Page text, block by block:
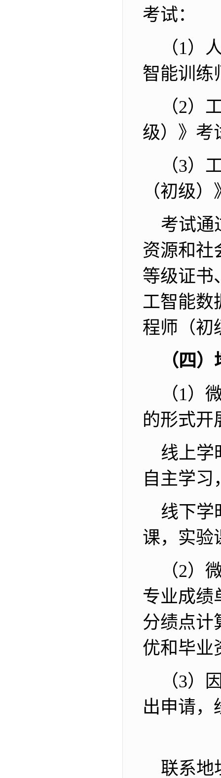
考试：
（1 ）
智能训练
（2）
级）》考
（3）
（初级
考试通
资源和社
等级证书
工智能数
程师（初
（四
（1 ）
的形式开
线上学
自主学习
线下学
课，实验
（2）
专业成绩
分绩点计
优和毕业
（3）
出申请，
联系地